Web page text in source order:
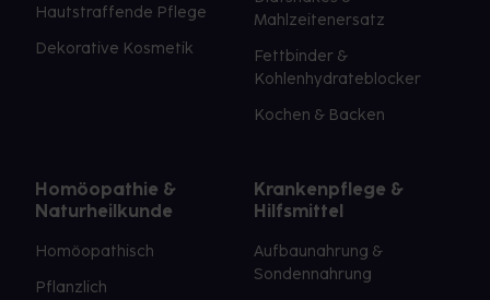
Hautstraffende Pflege
Dekorative Kosmetik
Mahlzeitenersatz
Fettbinder &
Kohlenhydrateblocker
Kochen & Backen
Homöopathie &
Naturheilkunde
Homöopathisch
Pflanzlich
Krankenpflege &
Hilfsmittel
Aufbaunahrung &
Sondennahrung